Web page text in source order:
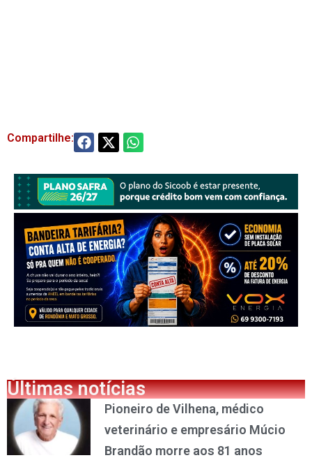
Compartilhe:
Últimas notícias
Pioneiro de Vilhena, médico
veterinário e empresário Múcio
Brandão morre aos 81 anos